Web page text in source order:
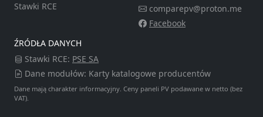
Stawki RCE
comparepv@proton.me
Facebook
ŹRÓDŁA DANYCH
Stawki RCE: PSE SA
Dane modułów: Karty katalogowe producentów
Dane mają charakter informacyjny. Ceny paneli PV podawane w netto (bez
VAT).